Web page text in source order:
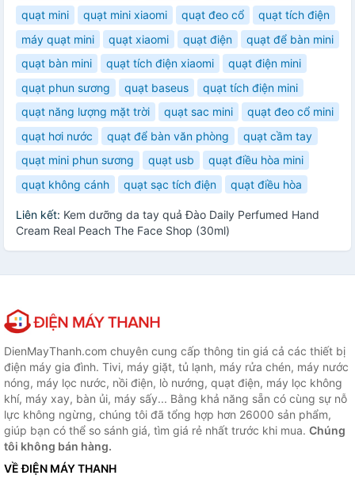
quạt mini
quạt mini xiaomi quạt đeo cổ
quạt tích điện
máy quạt mini
quạt xiaomi quạt điện
quạt để bàn mini
quạt bàn mini
quạt tích điện xiaomi
quạt điện mini
quạt phun sương
quạt baseus
quạt tích điện mini
quạt năng lượng mặt trời
quạt sac mini
quạt đeo cổ mini
quạt hơi nước
quạt để bàn văn phòng
quạt cầm tay
quạt mini phun sương
quạt usb
quạt điều hòa mini
quạt không cánh
quạt sạc tích điện quạt điều hòa
Liên kết: Kem dưỡng da tay quả Đào Daily Perfumed Hand
Cream Real Peach The Face Shop (30ml)
DienMayThanh.com chuyên cung cấp thông tin giá cả các thiết bị
điện máy gia đình. Tivi, máy giặt, tủ lạnh, máy rửa chén, máy nước
nóng, máy lọc nước, nồi điện, lò nướng, quạt điện, máy lọc không
khí, máy xay, bàn ủi, máy sấy... Bằng khả năng sẵn có cùng sự nỗ
lực không ngừng, chúng tôi đã tổng hợp hơn 26000 sản phẩm,
giúp bạn có thể so sánh giá, tìm giá rẻ nhất trước khi mua. Chúng
tôi không bán hàng.
VỀ ĐIỆN MÁY THANH